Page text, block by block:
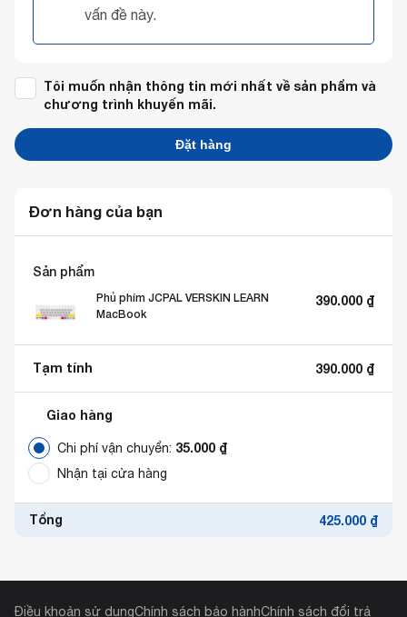
vấn đề này.
Tôi muốn nhận thông tin mới nhất về sản phẩm và
chương trình khuyến mãi.
Đặt hàng
Đơn hàng của bạn
Sản phẩm
Phủ phím JCPAL VERSKIN LEARN
MacBook
390.000 ₫
Tạm tính 390.000 ₫
Giao hàng
Chi phí vận chuyển: 35.000 ₫
Nhận tại cửa hàng
Tổng 425.000 ₫
Điều khoản sử dụngChính sách bảo hànhChính sách đổi trả